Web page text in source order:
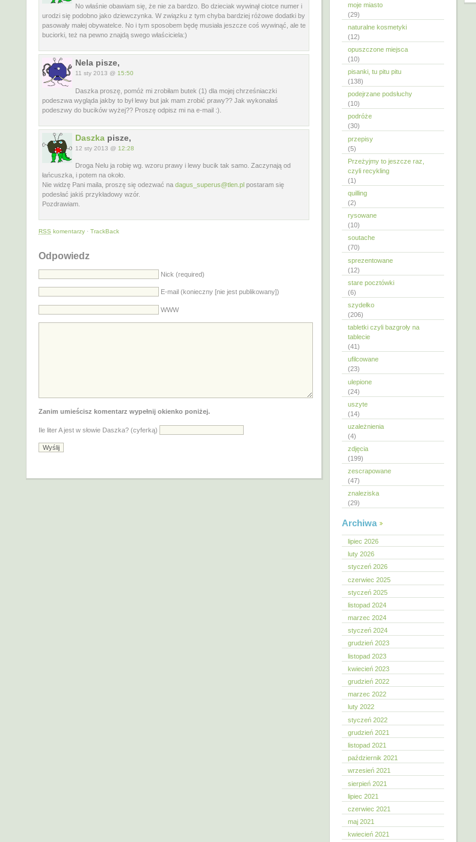
No właśnie obawiam się, że nie za bardzo. Bo dzieciak wywinął ciotce numer i
urodzi się podobno jako dziewczynka. W związku z tym chyba bardziej różowe dodatki by
pasowały małej obywatelce. No i tym sposobem będę musiała jeszcze coś wywinąć, ale te
buciorki, też na pewno znajdą swego właściciela:)
Nela pisze,
11 sty 2013 @ 15:50
Daszka proszę, pomóż mi zrobiłam butek (1) dla mojej chrześniaczki
podeszwa wygląda jakby to był lewy but jak mam zrobić prawy?? Jak wykonałaś
podeszwy do bucików wyżej?? Proszę odpisz mi na e-mail :).
Daszka pisze,
12 sty 2013 @ 12:28
Droga Nelu ja robię wg. wzoru prawy i lewy bucik tak samo. Zaczynają od
łańcuszka, i potem na około.
Nie widzę Pani maila, proszę się odezwać na dagus_superus@tlen.pl postaram się
podesłać jakiś przykładowy wzór.
Pozdrawiam.
RSS komentarzy · TrackBack
Odpowiedz
Nick (required)
E-mail (konieczny [nie jest publikowany])
WWW
Zanim umieścisz komentarz wypełnij okienko poniżej.
Ile liter A jest w słowie Daszka? (cyferką)
moje miasto
(29)
naturalne kosmetyki
(12)
opuszczone miejsca
(10)
pisanki, tu pitu pitu
(138)
podejrzane podsłuchy
(10)
podróże
(30)
przepisy
(5)
Przeżyjmy to jeszcze raz,
czyli recykling
(1)
quilling
(2)
rysowane
(10)
soutache
(70)
sprezentowane
(12)
stare pocztówki
(6)
szydełko
(206)
tabletki czyli bazgroły na
tablecie
(41)
ufilcowane
(23)
ulepione
(24)
uszyte
(14)
uzależnienia
(4)
zdjęcia
(199)
zescrapowane
(47)
znaleziska
(29)
Archiwa
lipiec 2026
luty 2026
styczeń 2026
czerwiec 2025
styczeń 2025
listopad 2024
marzec 2024
styczeń 2024
grudzień 2023
listopad 2023
kwiecień 2023
grudzień 2022
marzec 2022
luty 2022
styczeń 2022
grudzień 2021
listopad 2021
październik 2021
wrzesień 2021
sierpień 2021
lipiec 2021
czerwiec 2021
maj 2021
kwiecień 2021